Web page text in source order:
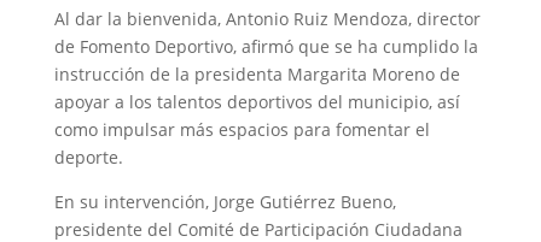
Al dar la bienvenida, Antonio Ruiz Mendoza, director
de Fomento Deportivo, afirmó que se ha cumplido la
instrucción de la presidenta Margarita Moreno de
apoyar a los talentos deportivos del municipio, así
como impulsar más espacios para fomentar el
deporte.
En su intervención, Jorge Gutiérrez Bueno,
presidente del Comité de Participación Ciudadana